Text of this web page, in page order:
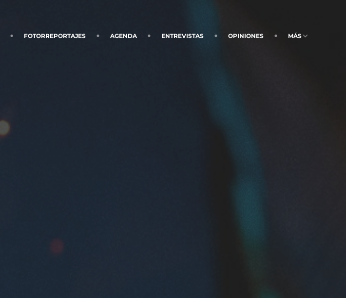
FOTORREPORTAJES AGENDA ENTREVISTAS OPINIONES MÁS